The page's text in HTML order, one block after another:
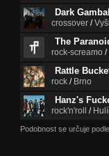
Dark
crossover /
The
rock-screamo /
Rattle
rock / Brno
Hanz's
rock'n'roll /
Podobnost se určuje